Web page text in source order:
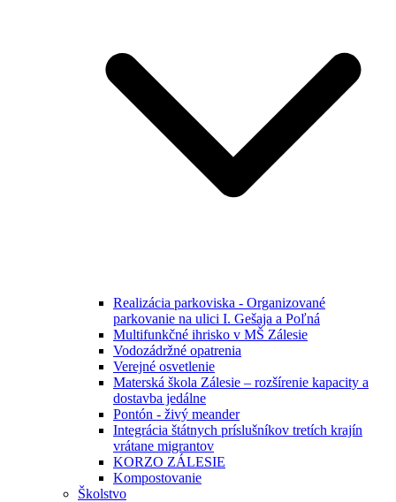
Realizácia parkoviska - Organizované
parkovanie na ulici I. Gešaja a Poľná
Multifunkčné ihrisko v MŠ Zálesie
Vodozádržné opatrenia
Verejné osvetlenie
Materská škola Zálesie – rozšírenie kapacity a
dostavba jedálne
Pontón - živý meander
Integrácia štátnych príslušníkov tretích krajín
vrátane migrantov
KORZO ZÁLESIE
Kompostovanie
Školstvo